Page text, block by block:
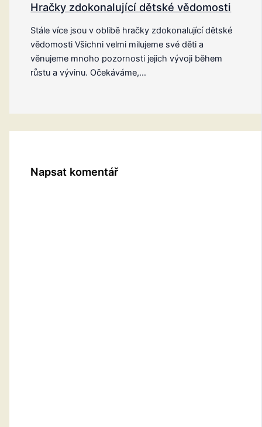
Hračky zdokonalující dětské vědomosti
Stále více jsou v oblibě hračky zdokonalující dětské
vědomosti Všichni velmi milujeme své děti a
věnujeme mnoho pozornosti jejich vývoji během
růstu a vývinu. Očekáváme,…
Napsat komentář